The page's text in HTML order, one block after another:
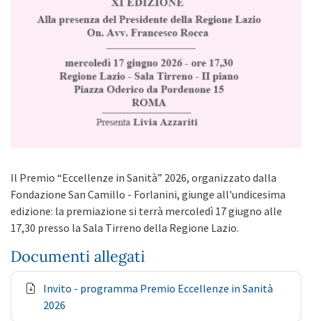
Il Premio “Eccellenze in Sanità” 2026, organizzato dalla
Fondazione San Camillo - Forlanini, giunge all'undicesima
edizione: la premiazione si terrà mercoledì 17 giugno alle
17,30 presso la Sala Tirreno della Regione Lazio.
Documenti allegati
Invito - programma Premio Eccellenze in Sanità
2026